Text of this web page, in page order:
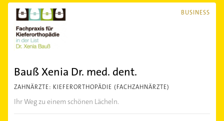
BUSINESS
Bauß Xenia Dr. med. dent.
ZAHNÄRZTE: KIEFERORTHOPÄDIE (FACHZAHNÄRZTE)
Ihr Weg zu einem schönen Lächeln.